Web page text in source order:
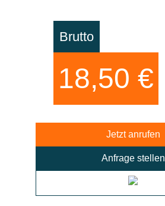
Brutto
18,50 €
Jetzt anrufen
Anfrage stellen